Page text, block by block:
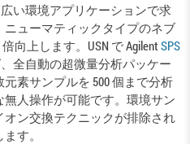
い環境アプリケーションで求
ューマティックタイプのネブ
向上します。USN で Agilent SPS
全自動の超微量分析パッケー
素サンプルを 500 個まで分析
人操作が可能です。環境サン
ン交換テクニックが排除され
す。